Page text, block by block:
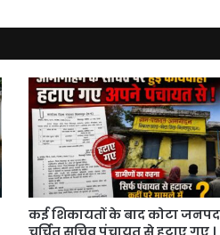
अधिकारियों
।
कई शिकायतों के बाद कोटा